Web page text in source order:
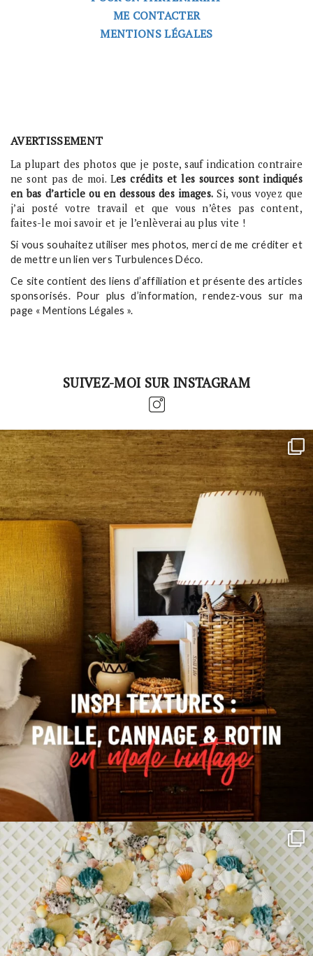
ME CONTACTER
MENTIONS LÉGALES
AVERTISSEMENT
La plupart des photos que je poste, sauf indication contraire
ne sont pas de moi. Les crédits et les sources sont indiqués
en bas d’article ou en dessous des images. Si, vous voyez que
j’ai posté votre travail et que vous n’êtes pas content,
faites-le moi savoir et je l’enlèverai au plus vite !
Si vous souhaitez utiliser mes photos, merci de me créditer et
de mettre un lien vers Turbulences Déco.
Ce site contient des liens d’affiliation et présente des articles
sponsorisés. Pour plus d’information, rendez-vous sur ma
page « Mentions Légales ».
SUIVEZ-MOI SUR INSTAGRAM